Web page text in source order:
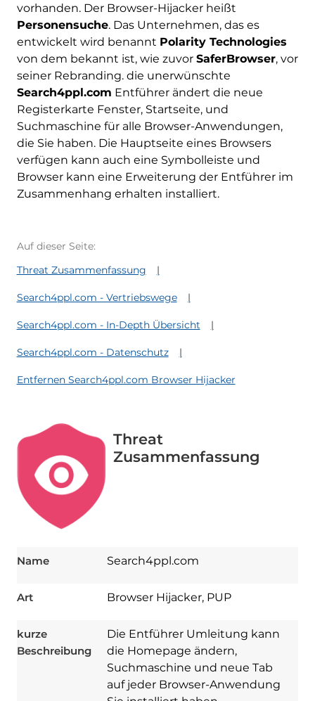
vorhanden. Der Browser-Hijacker heißt
Personensuche. Das Unternehmen, das es
entwickelt wird benannt Polarity Technologies
von dem bekannt ist, wie zuvor SaferBrowser, vor
seiner Rebranding. die unerwünschte
Search4ppl.com Entführer ändert die neue
Registerkarte Fenster, Startseite, und
Suchmaschine für alle Browser-Anwendungen,
die Sie haben. Die Hauptseite eines Browsers
verfügen kann auch eine Symbolleiste und
Browser kann eine Erweiterung der Entführer im
Zusammenhang erhalten installiert.
Auf dieser Seite:
Threat Zusammenfassung
Search4ppl.com - Vertriebswege
Search4ppl.com - In-Depth Übersicht
Search4ppl.com - Datenschutz
Entfernen Search4ppl.com Browser Hijacker
Threat
Zusammenfassung
Name Search4ppl.com
Art Browser Hijacker, PUP
kurze
Beschreibung
Die Entführer Umleitung kann
die Homepage ändern,
Suchmaschine und neue Tab
auf jeder Browser-Anwendung